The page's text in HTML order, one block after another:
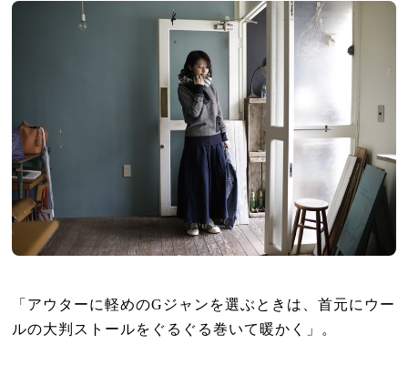
「アウターに軽めのG ジャンを選ぶときは、首元にウー
ルの大判ストールをぐるぐる巻いて暖かく」。